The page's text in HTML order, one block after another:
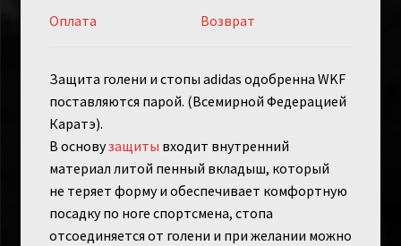
Оплата Возврат
Защита голени и стопы adidas одобренна WKF
поставляются парой. (Всемирной Федерацией
Каратэ).
В основузащиты входит внутренний
материал литой пенный вкладыш, который
не теряет форму и обеспечивает комфортную
посадку по ноге спортсмена, стопа
отсоединяется от голени и при желании можно